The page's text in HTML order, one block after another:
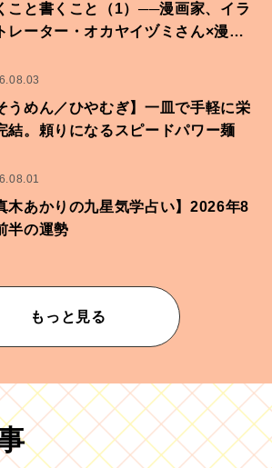
こと書くこと（1）──漫画家、イラ
レーター・オカヤイヅミさん×漫画
うめん／ひやむぎ】一皿で手軽に栄
結。頼りになるスピードパワー麺
木あかりの九星気学占い】2026年8
半の運勢
もっと見る